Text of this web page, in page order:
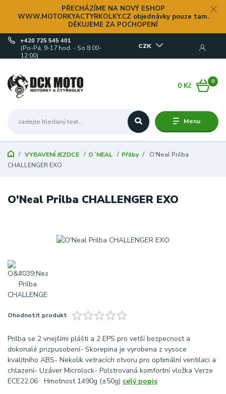
PŘECHÁZÍME NA NOVÝ ESHOP
WWW.MOTORKYACTYRKOLKY.CZ objednávky pouze tam.
DĚKUJEME ZA POCHOPENÍ
Menu
CZK
+420 725 545 401
(Po-Pá, 9-17 hod. - So 8:00-
12:00)
0
0 Kč
VYBAVENÍ JEZDCE O´NEAL Přilby
O'Neal Prilba
CHALLENGER EXO
O'Neal Prilba CHALLENGER EXO
Ohodnotit produkt
Prilba se 2 vnejšími plášti a 2 EPS pro vetší bezpecnost a
dokonalé prizpusobení- Skorepina je vyrobena z vysoce
kvalitního ABS- Nekolik vetracích otvoru pro optimální ventilaci a
chlazení- Uzáver Microlock- Polstrovaná komfortní vložka Verze
ECE22.06 Hmotnost 1490g (±50g) celý popis